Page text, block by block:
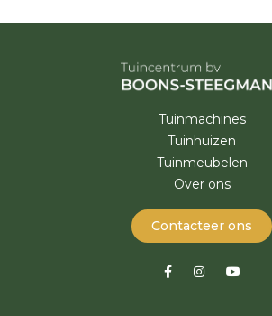
Tuinmachines
Tuinhuizen
Tuinmeubelen
Over ons
Contacteer ons